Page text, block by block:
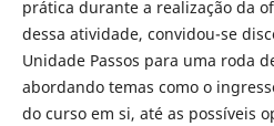
prática durante a realização da
dessa atividade, convidou-se
Unidade Passos para uma roda
abordando temas como o
do curso em si, até as possíveis